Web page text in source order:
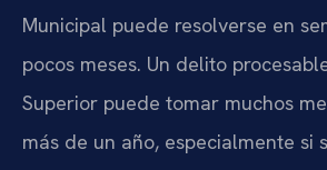
Municipal puede resolverse en
pocos meses. Un delito
Superior puede tomar muchos
más de un año, especialmente si